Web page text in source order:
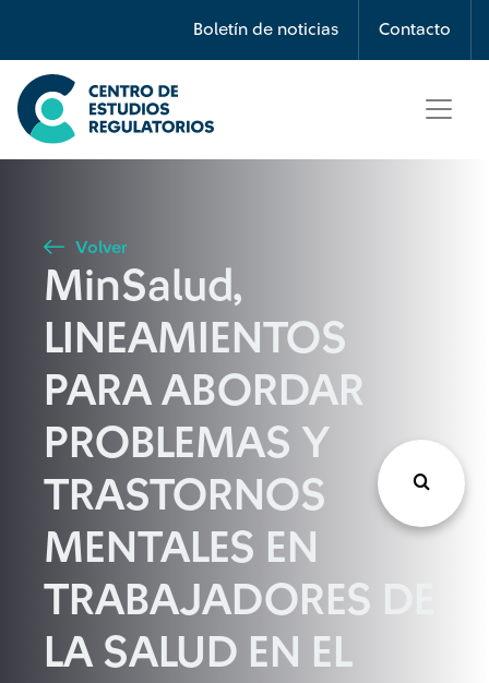
Boletín de noticias Contacto
Búsqueda
Seleccione país
Buscar
Volver
MinSalud,
LINEAMIENTOS
PARA ABORDAR
PROBLEMAS Y
TRASTORNOS
MENTALES EN
TRABAJADORES DE
LA SALUD EN EL